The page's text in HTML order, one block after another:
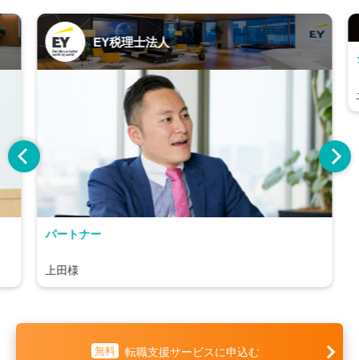
EY税理士法人
パートナー
上田様
無料 転職支援サービスに申込む